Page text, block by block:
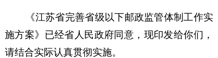
《江苏省完善省级以下邮政监管体制工作实
施方案》已经省人民政府同意，现印发给你们，
请结合实际认真贯彻实施。